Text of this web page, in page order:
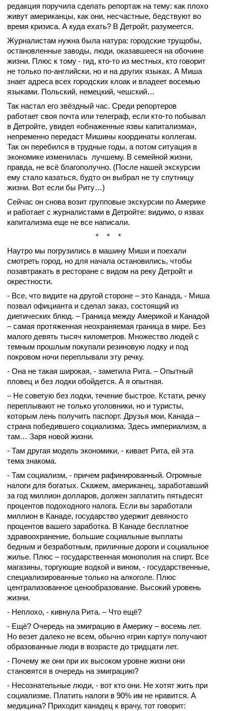
редакция поручила сделать репортаж на тему: как плохо
живут американцы, как они, несчастные, бедствуют во
время кризиса. А куда ехать? В Детройт, разумеется.
Журналистам нужна была натура: городские трущобы,
остановленные заводы, люди, оказавшееся на обочине
жизни. Плюс к тому - гид, кто-то из местных, кто говорит
не только по-английски, но и на других языках. А Миша
знает адреса всех городских клоак и владеет восемью
языками. Польский, немецкий, чешский…
Так настал его звёздный час. Среди репортеров
работает своя почта или телеграф, если кто-то побывал
в Детройте, увидел «обнаженные язвы капитализма»,
непременно передаст Мишины координаты коллегам.
Так он перебился в трудные годы, а потом ситуация в
экономике изменилась лучшему. В семейной жизни,
правда, не всё благополучно. (После нашей экскурсии
ему стало казаться, будто он выбрал не ту спутницу
жизни. Вот если бы Риту…)
Сейчас он снова возит групповые экскурсии по Америке
и работает с журналистами в Детройте: видимо, о язвах
капитализма еще не все написали.
* * *
Наутро мы погрузились в машину Миши и поехали
смотреть город, но для начала остановились, чтобы
позавтракать в ресторане с видом на реку Детройт и
окрестности.
- Все, что видите на другой стороне – это Канада, - Миша
позвал официанта и сделал заказ, состоящий из
диетических блюд. – Граница между Америкой и Канадой
– самая протяженная неохраняемая граница в мире. Без
малого девять тысяч километров. Множество людей с
темным прошлым покупали резиновую лодку и под
покровом ночи переплывали эту речку.
- Она не такая широкая, - заметила Рита. – Опытный
пловец и без лодки обойдется. А я опытная.
– Не советую без лодки, течение быстрое. Кстати, речку
переплывают не только уголовники, но и туристы,
которым лень получить паспорт. Друзья мои, Канада –
страна победившего социализма. Здесь империализм, а
там… Заря новой жизни.
- Там другая модель экономики, - кивает Рита, ей эта
тема знакома.
- Там социализм, - причем рафинированный. Огромные
налоги для богатых. Скажем, американец, заработавший
за год миллион долларов, должен заплатить пятьдесят
процентов подоходного налога. Если вы заработали
миллион в Канаде, государство удержит девяносто
процентов вашего заработка. В Канаде бесплатное
здравоохранение, большие социальные выплаты
бедным и безработным, приличные дороги и социальное
жилье. Плюс – государственная монополия на спирт. Все
магазины, торгующие водкой и вином, - государственные,
специализированные только на алкоголе. Плюс
централизованное ценообразование. Высокий уровень
жизни.
- Неплохо, - кивнула Рита. – Что ещё?
- Ещё? Очередь на эмиграцию в Америку – восемь лет.
Но везет далеко не всем, обычно «грин карту» получают
образованные люди в возрасте до тридцати лет.
- Почему же они при их высоком уровне жизни они
становятся в очередь на эмиграцию?
- Несознательные люди, - вот кто они. Не хотят жить при
социализме. Платить налоги в 90% им не нравится. А
медицина? Приходит канадец к врачу, тот говорит: